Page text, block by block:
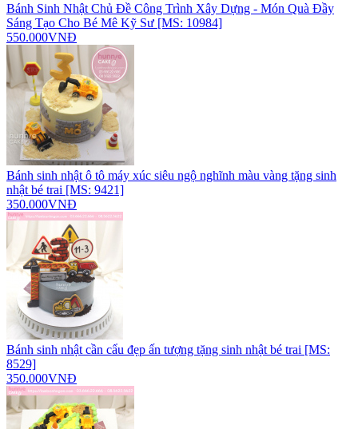
Bánh Sinh Nhật Chủ Đề Công Trình Xây Dựng - Món Quà Đầy
Sáng Tạo Cho Bé Mê Kỹ Sư [MS: 10984]
550.000VNĐ
Bánh sinh nhật ô tô máy xúc siêu ngộ nghĩnh màu vàng tặng sinh
nhật bé trai [MS: 9421]
350.000VNĐ
Bánh sinh nhật cần cẩu đẹp ấn tượng tặng sinh nhật bé trai [MS:
8529]
350.000VNĐ